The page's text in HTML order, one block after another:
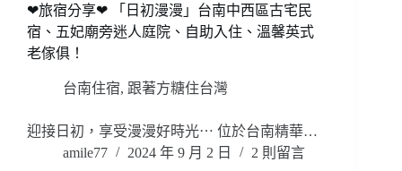
❤旅宿分享❤ 「日初漫漫」台南中西區古宅民
宿、五妃廟旁迷人庭院、自助入住、溫馨英式
老傢俱！
台南住宿, 跟著方糖住台灣
迎接日初，享受漫漫好時光⋯ 位於台南精華…
amile77
2024 年 9 月 2 日 2 則留言